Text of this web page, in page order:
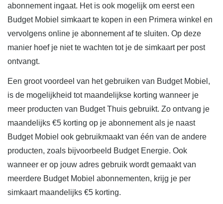
abonnement ingaat. Het is ook mogelijk om eerst een
Budget Mobiel simkaart te kopen in een Primera winkel en
vervolgens online je abonnement af te sluiten. Op deze
manier hoef je niet te wachten tot je de simkaart per post
ontvangt.
Een groot voordeel van het gebruiken van Budget Mobiel,
is de mogelijkheid tot maandelijkse korting wanneer je
meer producten van Budget Thuis gebruikt. Zo ontvang je
maandelijks €5 korting op je abonnement als je naast
Budget Mobiel ook gebruikmaakt van één van de andere
producten, zoals bijvoorbeeld Budget Energie. Ook
wanneer er op jouw adres gebruik wordt gemaakt van
meerdere Budget Mobiel abonnementen, krijg je per
simkaart maandelijks €5 korting.